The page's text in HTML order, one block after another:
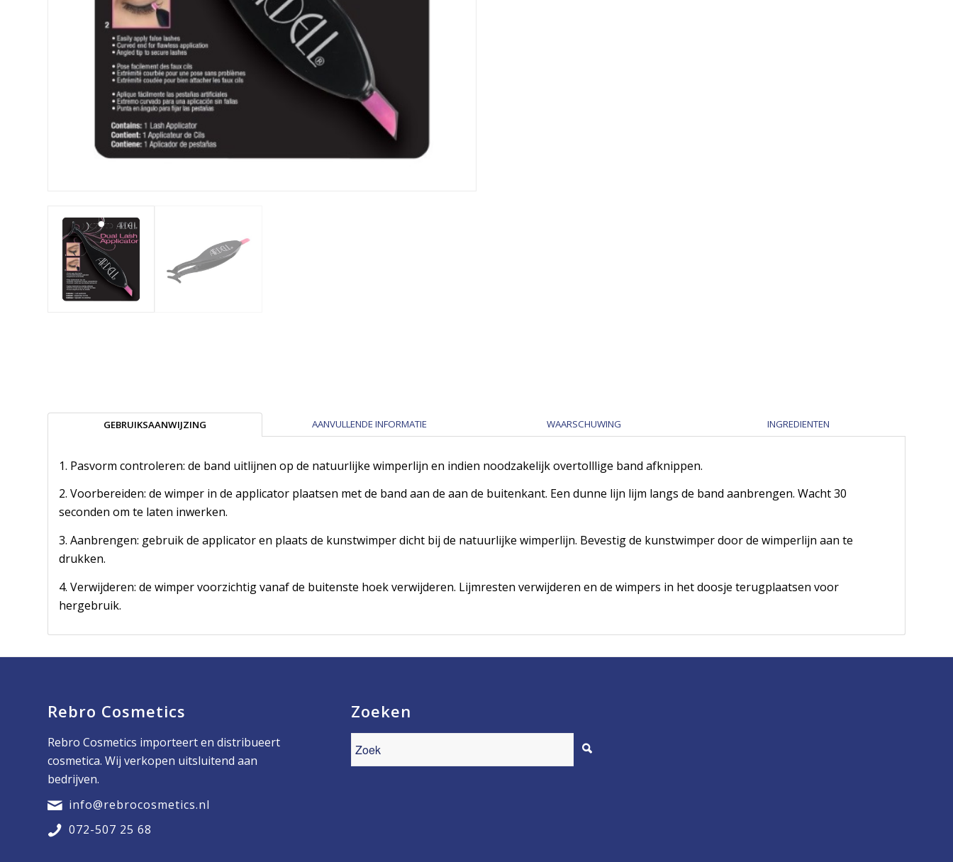
GEBRUIKSAANWIJZING AANVULLENDE INFORMATIE WAARSCHUWING INGREDIENTEN
1. Pasvorm controleren: de band uitlijnen op de natuurlijke wimperlijn en indien noodzakelijk overtolllige band afknippen.
2. Voorbereiden: de wimper in de applicator plaatsen met de band aan de aan de buitenkant. Een dunne lijn lijm langs de band aanbrengen. Wacht 30
seconden om te laten inwerken.
3. Aanbrengen: gebruik de applicator en plaats de kunstwimper dicht bij de natuurlijke wimperlijn. Bevestig de kunstwimper door de wimperlijn aan te
drukken.
4. Verwijderen: de wimper voorzichtig vanaf de buitenste hoek verwijderen. Lijmresten verwijderen en de wimpers in het doosje terugplaatsen voor
hergebruik.
Rebro Cosmetics
Rebro Cosmetics importeert en distribueert
cosmetica. Wij verkopen uitsluitend aan
bedrijven.
info@rebrocosmetics.nl
072-507 25 68
Zoeken